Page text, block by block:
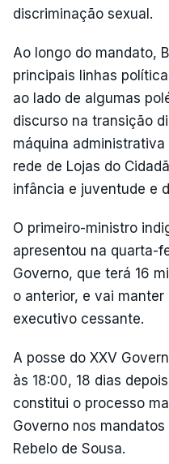
discriminação sexual.
Ao longo do mandato,
principais linhas
ao lado de algumas
discurso na transição
máquina
rede de Lojas do
infância e juventude e
O primeiro-ministro
apresentou na quarta-
Governo, que terá 16
o anterior, e vai manter
executivo cessante.
A posse do XXV
às 18:00, 18 dias
constitui o processo
Governo nos
Rebelo de Sousa.